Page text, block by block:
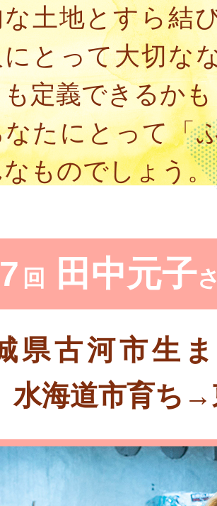
な土地とすら結
とって大切な
定義できるか
たにとって「
ものでしょう。
回 田中元子
県古河市生
水海道市育ち→